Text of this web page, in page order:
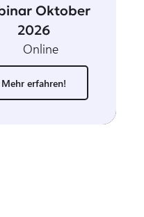
Oktober
2026
Online
Mehr erfahren!